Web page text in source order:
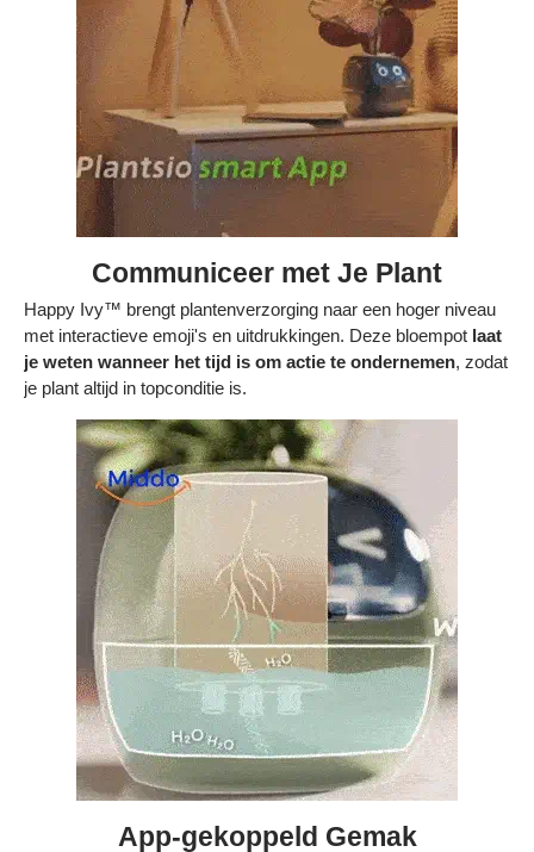
Communiceer met Je Plant
Happy Ivy™ brengt plantenverzorging naar een hoger niveau
met interactieve emoji's en uitdrukkingen. Deze bloempot laat
je weten wanneer het tijd is om actie te ondernemen, zodat
je plant altijd in topconditie is.
App-gekoppeld Gemak